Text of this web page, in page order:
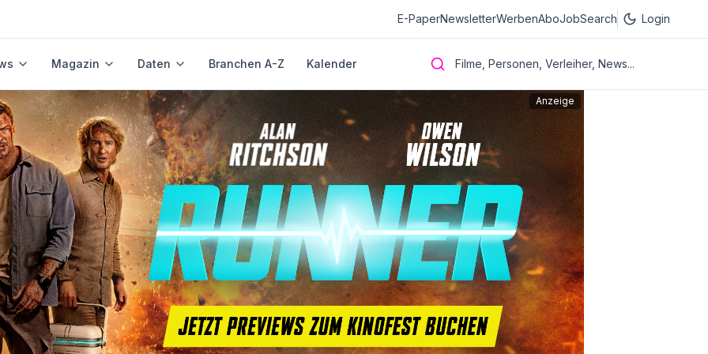
E-PaperNewsletterWerbenAboJobSearch Login
Magazin Daten Branchen A-Z Kalender Filme, Personen, Verleiher, News...
Anzeige